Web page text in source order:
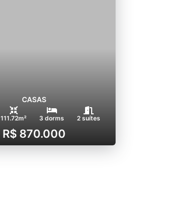
CASAS
111.72m² 3 dorms 2 suítes
R$ 870.000